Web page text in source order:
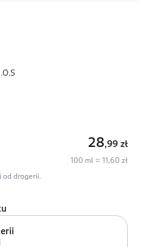
28,99 zł
100 ml = 11,60 zł
od drogerii.